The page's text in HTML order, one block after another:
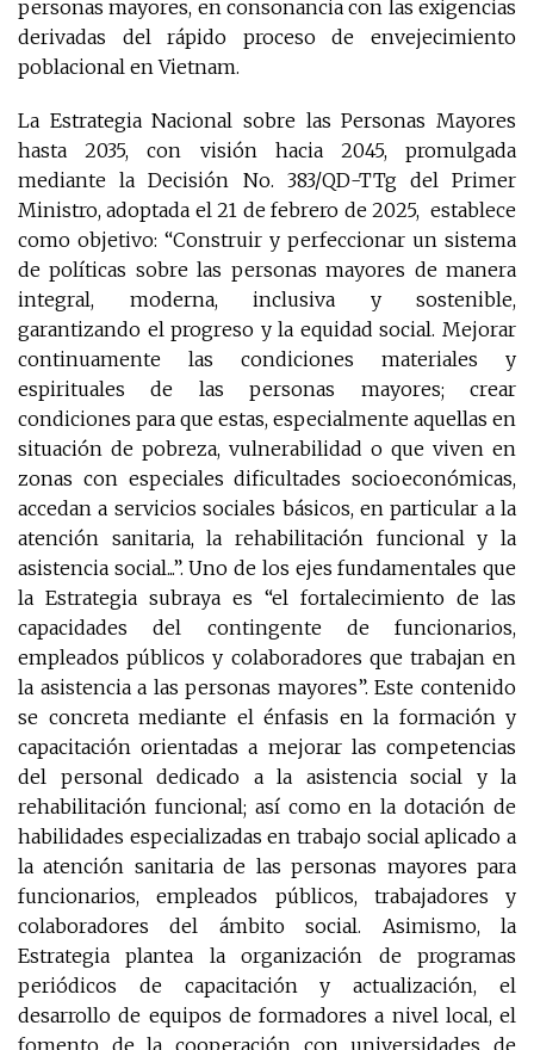
personas mayores, en consonancia con las exigencias
derivadas del rápido proceso de envejecimiento
poblacional en Vietnam.
La Estrategia Nacional sobre las Personas Mayores
hasta 2035, con visión hacia 2045, promulgada
mediante la Decisión No. 383/QD-TTg del Primer
Ministro, adoptada el 21 de febrero de 2025, establece
como objetivo: “Construir y perfeccionar un sistema
de políticas sobre las personas mayores de manera
integral, moderna, inclusiva y sostenible,
garantizando el progreso y la equidad social. Mejorar
continuamente las condiciones materiales y
espirituales de las personas mayores; crear
condiciones para que estas, especialmente aquellas en
situación de pobreza, vulnerabilidad o que viven en
zonas con especiales dificultades socioeconómicas,
accedan a servicios sociales básicos, en particular a la
atención sanitaria, la rehabilitación funcional y la
asistencia social...”. Uno de los ejes fundamentales que
la Estrategia subraya es “el fortalecimiento de las
capacidades del contingente de funcionarios,
empleados públicos y colaboradores que trabajan en
la asistencia a las personas mayores”. Este contenido
se concreta mediante el énfasis en la formación y
capacitación orientadas a mejorar las competencias
del personal dedicado a la asistencia social y la
rehabilitación funcional; así como en la dotación de
habilidades especializadas en trabajo social aplicado a
la atención sanitaria de las personas mayores para
funcionarios, empleados públicos, trabajadores y
colaboradores del ámbito social. Asimismo, la
Estrategia plantea la organización de programas
periódicos de capacitación y actualización, el
desarrollo de equipos de formadores a nivel local, el
fomento de la cooperación con universidades de